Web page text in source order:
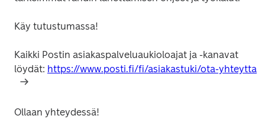
Kaikki Postin asiakaspalveluaukioloajat ja -kanavat
löydät: https://www.posti.fi/fi/asiakastuki/ota-yhteytta